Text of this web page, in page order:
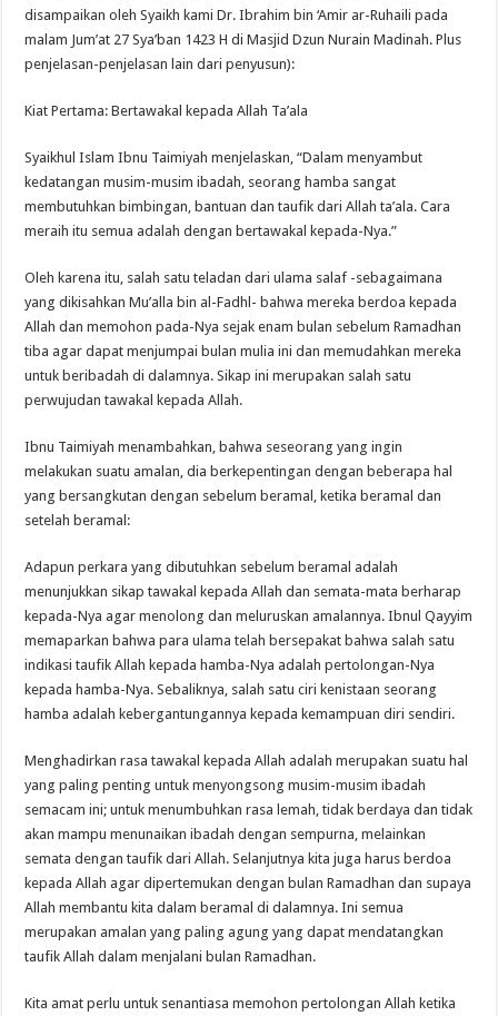
disampaikan oleh Syaikh kami Dr. Ibrahim bin ‘Amir ar-Ruhaili pada
malam Jum’at 27 Sya’ban 1423 H di Masjid Dzun Nurain Madinah. Plus
penjelasan-penjelasan lain dari penyusun):
Kiat Pertama: Bertawakal kepada Allah Ta’ala
Syaikhul Islam Ibnu Taimiyah menjelaskan, “Dalam menyambut
kedatangan musim-musim ibadah, seorang hamba sangat
membutuhkan bimbingan, bantuan dan taufik dari Allah ta’ala. Cara
meraih itu semua adalah dengan bertawakal kepada-Nya.”
Oleh karena itu, salah satu teladan dari ulama salaf -sebagaimana
yang dikisahkan Mu’alla bin al-Fadhl- bahwa mereka berdoa kepada
Allah dan memohon pada-Nya sejak enam bulan sebelum Ramadhan
tiba agar dapat menjumpai bulan mulia ini dan memudahkan mereka
untuk beribadah di dalamnya. Sikap ini merupakan salah satu
perwujudan tawakal kepada Allah.
Ibnu Taimiyah menambahkan, bahwa seseorang yang ingin
melakukan suatu amalan, dia berkepentingan dengan beberapa hal
yang bersangkutan dengan sebelum beramal, ketika beramal dan
setelah beramal:
Adapun perkara yang dibutuhkan sebelum beramal adalah
menunjukkan sikap tawakal kepada Allah dan semata-mata berharap
kepada-Nya agar menolong dan meluruskan amalannya. Ibnul Qayyim
memaparkan bahwa para ulama telah bersepakat bahwa salah satu
indikasi taufik Allah kepada hamba-Nya adalah pertolongan-Nya
kepada hamba-Nya. Sebaliknya, salah satu ciri kenistaan seorang
hamba adalah kebergantungannya kepada kemampuan diri sendiri.
Menghadirkan rasa tawakal kepada Allah adalah merupakan suatu hal
yang paling penting untuk menyongsong musim-musim ibadah
semacam ini; untuk menumbuhkan rasa lemah, tidak berdaya dan tidak
akan mampu menunaikan ibadah dengan sempurna, melainkan
semata dengan taufik dari Allah. Selanjutnya kita juga harus berdoa
kepada Allah agar dipertemukan dengan bulan Ramadhan dan supaya
Allah membantu kita dalam beramal di dalamnya. Ini semua
merupakan amalan yang paling agung yang dapat mendatangkan
taufik Allah dalam menjalani bulan Ramadhan.
Kita amat perlu untuk senantiasa memohon pertolongan Allah ketika